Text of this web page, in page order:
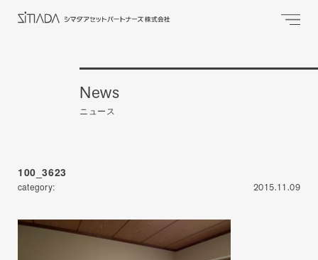
News
ニュース
100_3623
category: 2015.11.09